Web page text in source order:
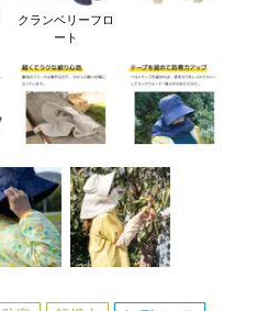
クランベリーフロ
ート